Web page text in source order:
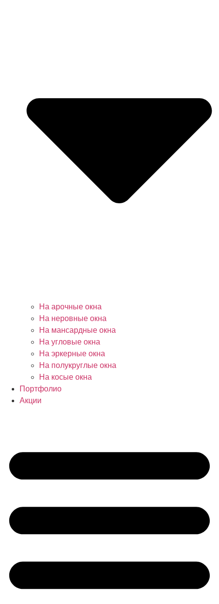
На арочные окна
На неровные окна
На мансардные окна
На угловые окна
На эркерные окна
На полукруглые окна
На косые окна
Портфолио
Акции